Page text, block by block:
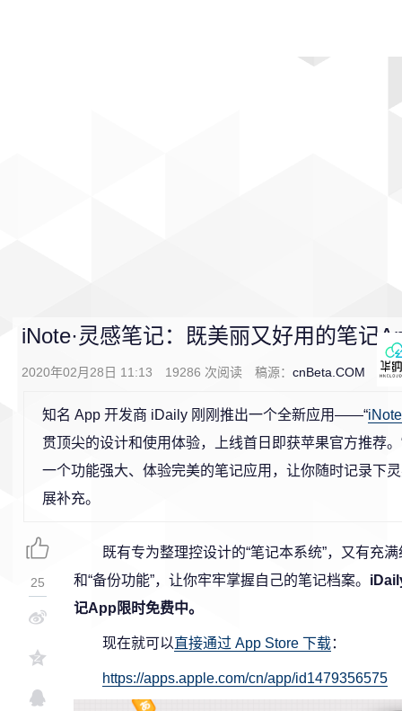
iNote·灵感笔记：既美丽又好用的笔记
2020年02月28日 11:13 19286 次阅读 稿源： cnBeta.COM
知名 App 开发商 iDaily 刚刚推出一个全新应用——“
贯顶尖的设计和使用体验，上线首日即获苹果官方推荐。
一个功能强大、体验完美的笔记应用，让你随时记录下
展补充。
既有专为整理控设计的“笔记本系统”，又有充
和“备份功能”，让你牢牢掌握自己的笔记档案。
记App限时免费中。
现在就可以直接通过 App Store 下载：
https://apps.apple.com/cn/app/id1479356575
25